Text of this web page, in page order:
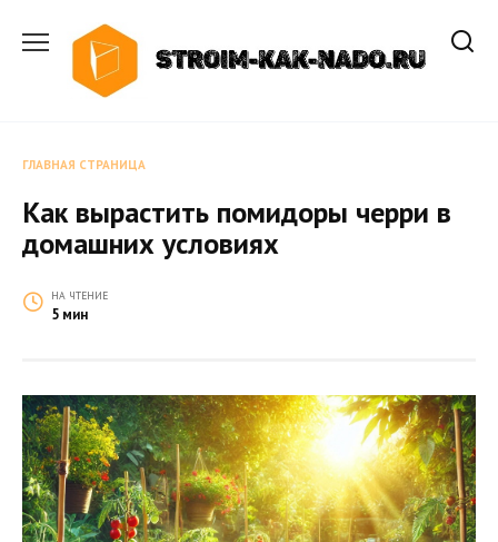
содержанию
ГЛАВНАЯ СТРАНИЦА
Как вырастить помидоры черри в
домашних условиях
НА ЧТЕНИЕ
5 мин